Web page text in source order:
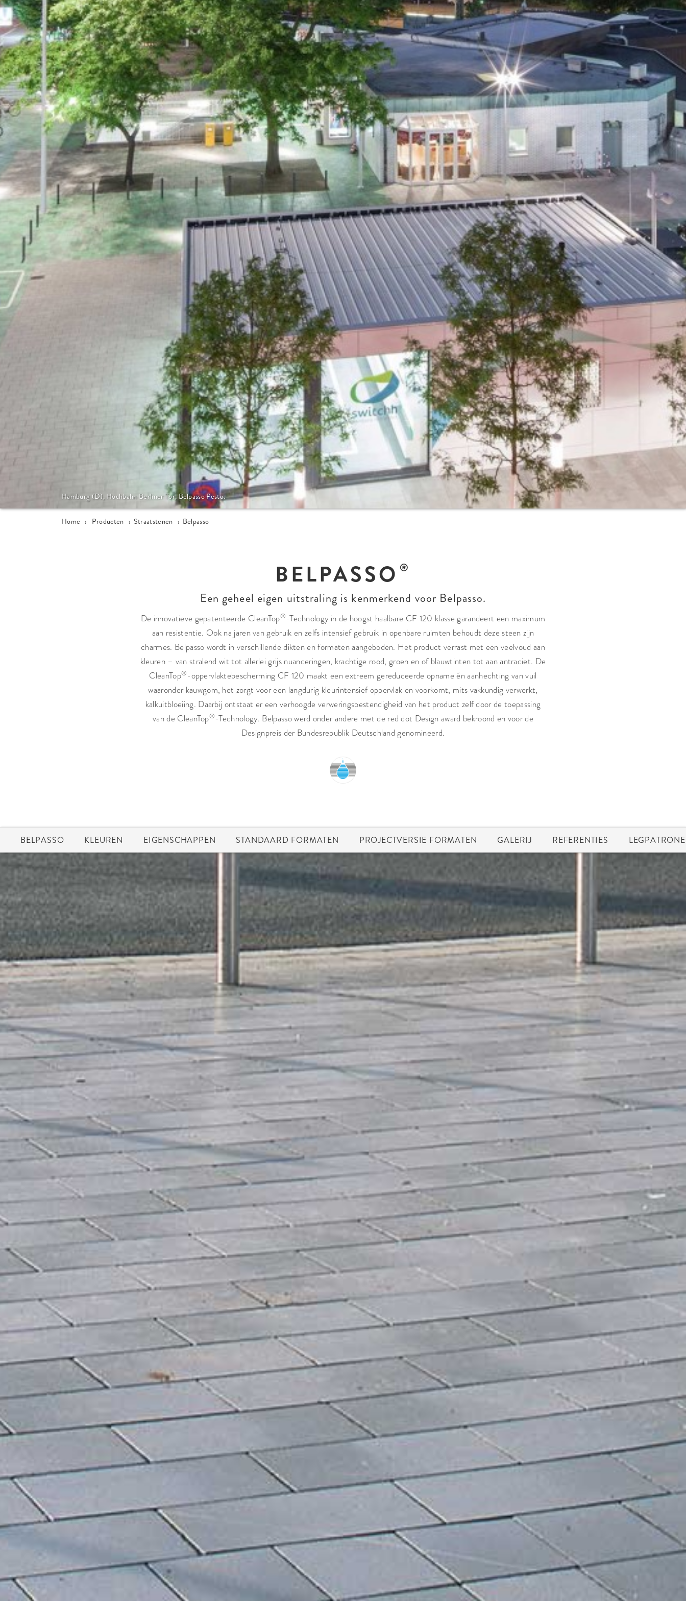
Hamburg (D), Hochbahn Berliner Tor, Belpasso Pesto.
Home › Producten › Straatstenen › Belpasso
BELPASSO
Een geheel eigen uitstraling is kenmerkend voor Belpasso.
De innovatieve gepatenteerde CleanTop®-Technology in de hoogst haalbare CF 120 klasse garandeert een maximum
aan resistentie. Ook na jaren van gebruik en zelfs intensief gebruik in openbare ruimten behoudt deze steen zijn
charmes. Belpasso wordt in verschillende dikten en formaten aangeboden. Het product verrast met een veelvoud aan
kleuren – van stralend wit tot allerlei grijs nuanceringen, krachtige rood, groen en of blauwtinten tot aan antraciet. De
CleanTop®-oppervlaktebescherming CF 120 maakt een extreem gereduceerde opname én aanhechting van vuil
waaronder kauwgom, het zorgt voor een langdurig kleurintensief oppervlak en voorkomt, mits vakkundig verwerkt,
kalkuitbloeiing. Daarbij ontstaat er een verhoogde verweringsbestendigheid van het product zelf door de toepassing
van de CleanTop®-Technology. Belpasso werd onder andere met de red dot Design award bekroond en voor de
Designpreis der Bundesrepublik Deutschland genomineerd.
BELPASSO KLEUREN EIGENSCHAPPEN STANDAARD FORMATEN PROJECTVERSIE FORMATEN GALERIJ REFERENTIES